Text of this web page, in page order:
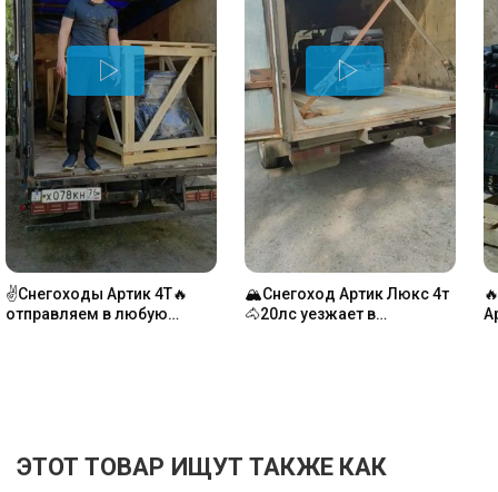
✌️Снегоходы Артик 4Т🔥
отправляем в любую
🏔️Снегоход Артик Люкс 4т
🐴20лс уезжает в
ЭТОТ ТОВАР ИЩУТ ТАКЖЕ КАК